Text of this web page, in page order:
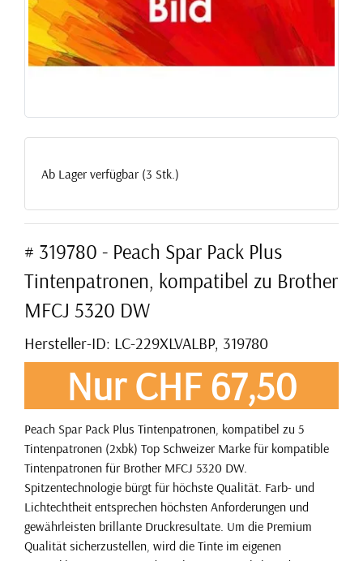
Ab Lager verfügbar (3 Stk.)
# 319780 - Peach Spar Pack Plus
Tintenpatronen, kompatibel zu Brother
MFCJ 5320 DW
Hersteller-ID: LC-229XLVALBP, 319780
Nur CHF 67,50
Peach Spar Pack Plus Tintenpatronen, kompatibel zu 5
Tintenpatronen (2xbk) Top Schweizer Marke für kompatible
Tintenpatronen für Brother MFCJ 5320 DW.
Spitzentechnologie bürgt für höchste Qualität. Farb- und
Lichtechtheit entsprechen höchsten Anforderungen und
gewährleisten brillante Druckresultate. Um die Premium
Qualität sicherzustellen, wird die Tinte im eigenen